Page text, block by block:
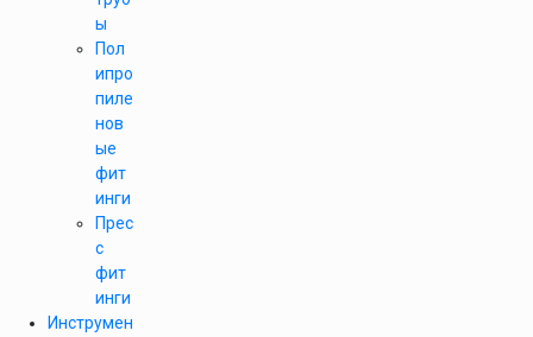
ы
Пол
ипро
пиле
нов
ые
фит
инги
Прес
с
фит
инги
Инструмен